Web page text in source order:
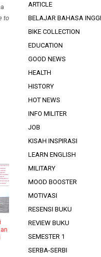
to
ARTICLE
BELAJAR BAHASA
BIKE COLLECTION
EDUCATION
GOOD NEWS
HEALTH
HISTORY
HOT NEWS
INFO MILITER
JOB
KISAH INSPIRASI
LEARN ENGLISH
MILITARY
MOOD BOOSTER
MOTIVASI
RESENSI BUKU
REVIEW BUKU
SEMESTER 1
SERBA-SERBI